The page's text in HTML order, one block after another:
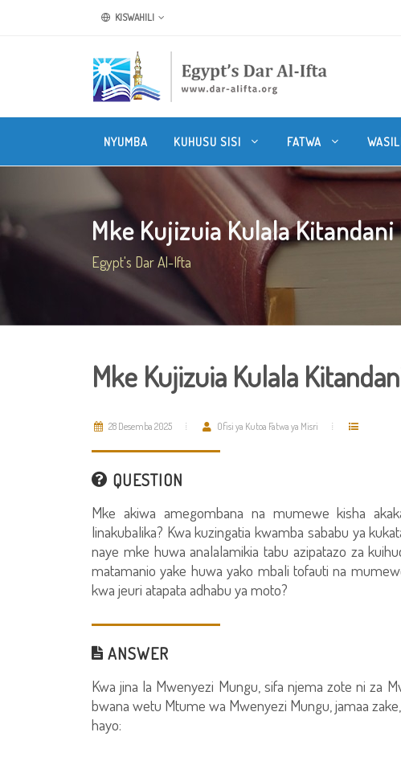
KISWAHILI
NYUMBA KUHUSU SISI FATWA
Mke Kujizuia Kulala Kitandani
Egypt's Dar Al-Ifta
Mke Kujizuia Kulala
28 Desemba 2025 Ofisi ya Kutoa Fatwa ya Misri
QUESTION
Mke akiwa amegombana na mumewe kisha
linakubalika? Kwa kuzingatia kwamba sababu ya
naye mke huwa analalamikia tabu azipatazo za
matamanio yake huwa yako mbali tofauti na
kwa jeuri atapata adhabu ya moto?
ANSWER
Kwa jina la Mwenyezi Mungu, sifa njema zote ni za
bwana wetu Mtume wa Mwenyezi Mungu, jamaa
hayo: